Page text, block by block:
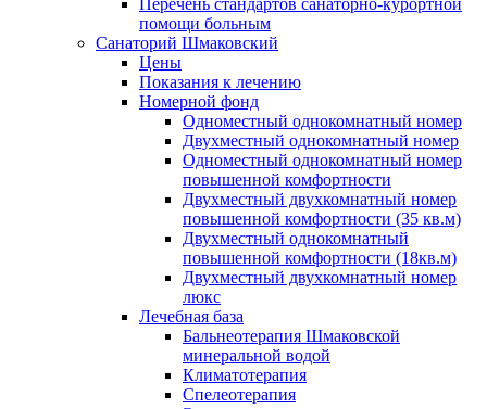
Перечень стандартов санаторно-курортной
помощи больным
Санаторий Шмаковский
Цены
Показания к лечению
Номерной фонд
Одноместный однокомнатный номер
Двухместный однокомнатный номер
Одноместный однокомнатный номер
повышенной комфортности
Двухместный двухкомнатный номер
повышенной комфортности (35 кв.м)
Двухместный однокомнатный
повышенной комфортности (18кв.м)
Двухместный двухкомнатный номер
люкс
Лечебная база
Бальнеотерапия Шмаковской
минеральной водой
Климатотерапия
Спелеотерапия